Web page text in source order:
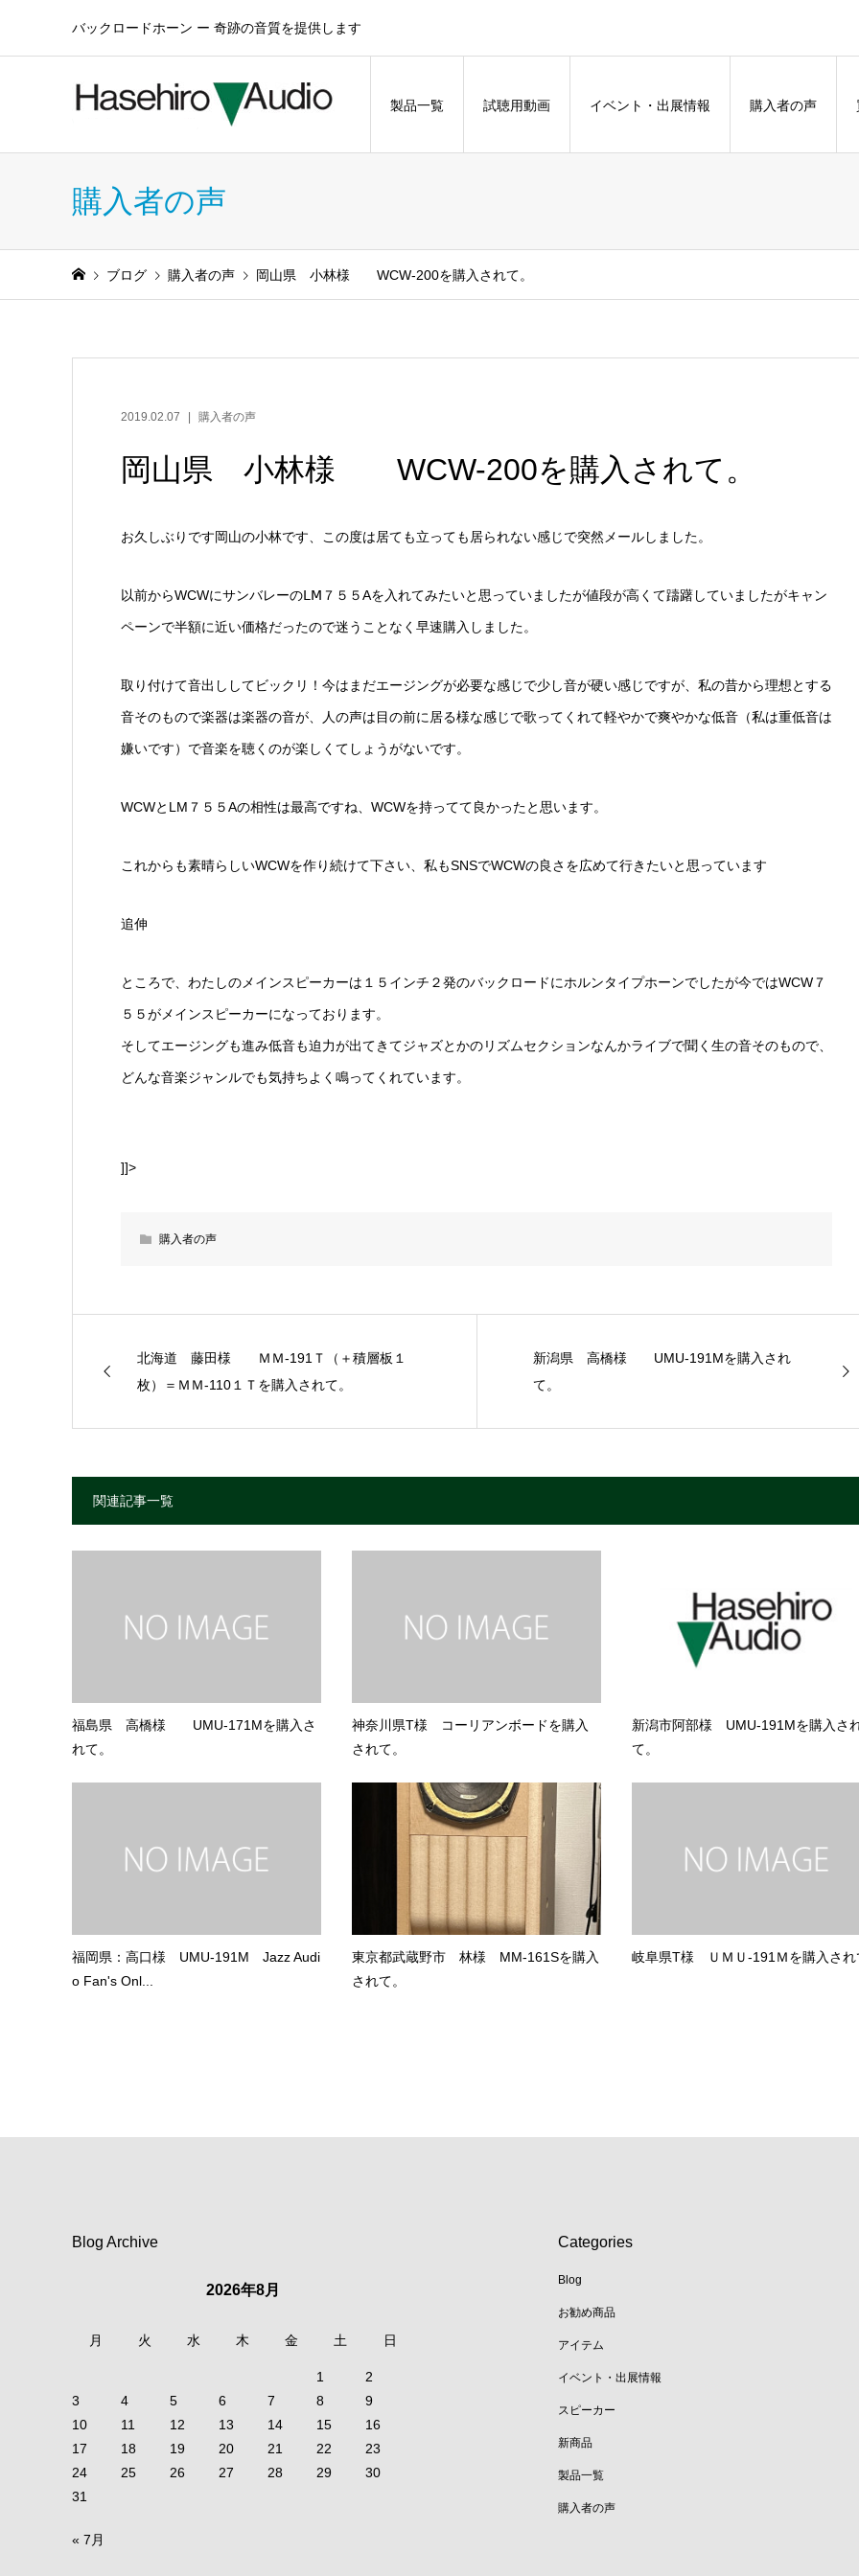
バックロードホーン ー 奇跡の音質を提供します
製品一覧 試聴用動画 イベント・出展情報 購入者の声
購入者の声
ブログ 購入者の声 岡山県 小林様 WCW-200を購入されて。
2019.02.07 購入者の声
岡山県 小林様 WCW-200を購入されて。
お久しぶりです岡山の小林です、この度は居ても立っても居られない感じで突然メールしました。
以前からWCWにサンバレーのⅬⅯ７５５Aを入れてみたいと思っていましたが値段が高くて躊躇していましたがキャン
ペーンで半額に近い価格だったので迷うことなく早速購入しました。
取り付けて音出ししてビックリ！今はまだエージングが必要な感じで少し音が硬い感じですが、私の昔から理想とする
音そのもので楽器は楽器の音が、人の声は目の前に居る様な感じで歌ってくれて軽やかで爽やかな低音（私は重低音は
嫌いです）で音楽を聴くのが楽しくてしょうがないです。
WCWとLM７５５Aの相性は最高ですね、WCWを持ってて良かったと思います。
これからも素晴らしいWCWを作り続けて下さい、私もSNSでWCWの良さを広めて行きたいと思っています
追伸
ところで、わたしのメインスピーカーは１５インチ２発のバックロードにホルンタイプホーンでしたが今ではWCW７
５５がメインスピーカーになっております。
そしてエージングも進み低音も迫力が出てきてジャズとかのリズムセクションなんかライブで聞く生の音そのもので、
どんな音楽ジャンルでも気持ちよく鳴ってくれています。
]]>
購入者の声
北海道 藤田様 ＭＭ-191Ｔ（＋積層板１
枚）＝ＭＭ-110１Ｔを購入されて。
新潟県 高橋様 UMU-191Mを購入され
て。
関連記事一覧
福島県 高橋様 UMU-171Mを購入さ
れて。
神奈川県T様 コーリアンボードを購入
されて。
新潟市阿部様 UMU-191Mを購入さ
て。
福岡県：高口様 UMU-191M Jazz Audi
o Fan's Onl...
東京都武蔵野市 林様 MM-161Sを購入
されて。
岐阜県T様 ＵＭＵ-191Ｍを購入され
Blog Archive
2026年8月
月 火 水 木 金 土 日
1
2
3
4 5 6 7 8
9
10
11 12 13 14 15
16
17
18 19 20 21 22
23
24
25 26 27 28 29
30
31
« 7月
Categories
Blog
お勧め商品
アイテム
イベント・出展情報
スピーカー
新商品
製品一覧
購入者の声